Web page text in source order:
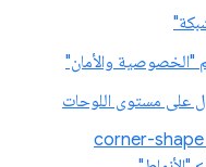
"الخصوصية والأمان"
على مستوى اللوحات
تتيح ميزة الإكمال التلقائي استخدام corner-shape